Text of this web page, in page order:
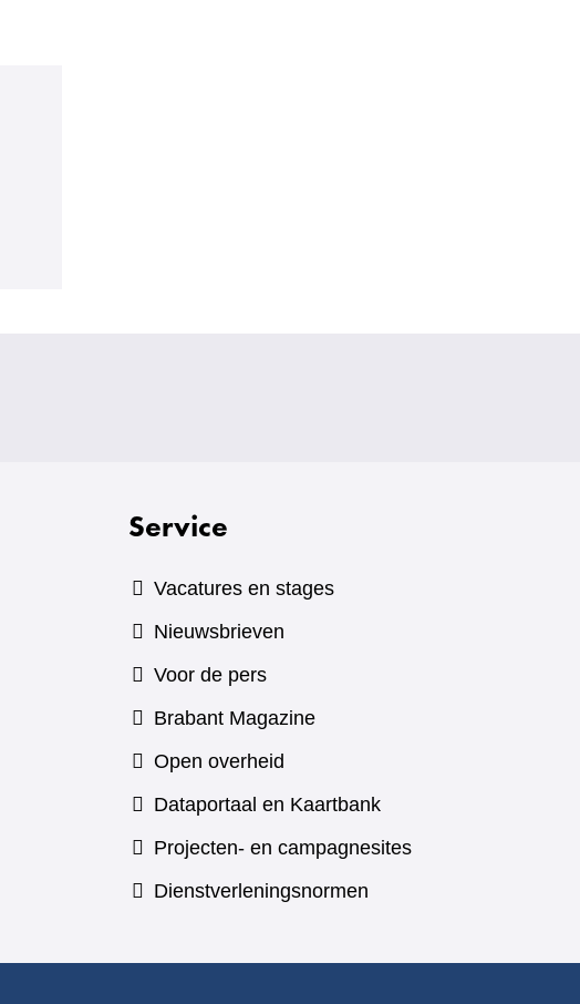
Service
Vacatures en stages
Nieuwsbrieven
Voor de pers
Brabant Magazine(verwijst
andere
website)
Open overheid
Dataportaal en Kaartbank(verwijst
naar
Projecten- en campagnesites
Dienstverleningsnormen